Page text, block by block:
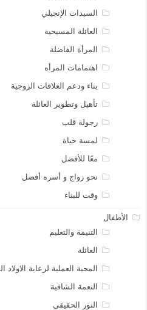
السيدات الإنجيلي
العائلة المسيحية
المرأة الفاضلة
اهتمامات المرأه
بناء ودعم العلاقات الزوجية
تأهيل وتطوير العائلة
رجولة قلب
لمسة حياة
معًا للأفضل
نحو زواج و أسره أفضل
وقت للبناء
الأطفال
التنيمة والتعليم
العائلة
المحبة العملية لرعاية
النعمة الشافية
النور الحقيقي